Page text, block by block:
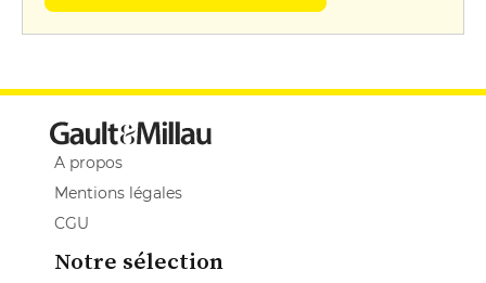
A propos
Mentions légales
CGU
Notre sélection